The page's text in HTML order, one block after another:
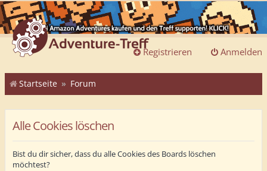
Anmelden
Registrieren
Startseite Forum
Alle Cookies löschen
Bist du dir sicher, dass du alle Cookies des Boards löschen
möchtest?